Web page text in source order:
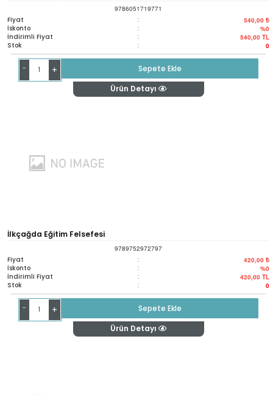
9786051719771
Fiyat : 540,00 ₺
İskonto : %0
İndirimli Fiyat : 540,00 TL
Stok : 0
- +
Sepete Ekle
Ürün Detayı
İlkçağda Eğitim Felsefesi
9789752972797
Fiyat : 420,00 ₺
İskonto : %0
İndirimli Fiyat : 420,00 TL
Stok : 0
- +
Sepete Ekle
Ürün Detayı